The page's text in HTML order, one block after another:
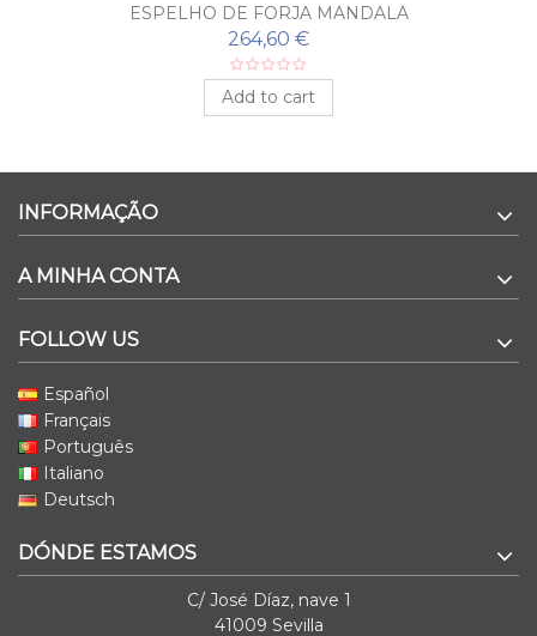
ESPELHO DE FORJA MANDALA
264,60 €
Add to cart
INFORMAÇÃO
A MINHA CONTA
FOLLOW US
Español
Français
Português
Italiano
Deutsch
DÓNDE ESTAMOS
C/ José Díaz, nave 1
41009 Sevilla